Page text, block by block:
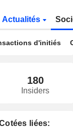
Actualités
d'initiés
180
Insiders
liées: